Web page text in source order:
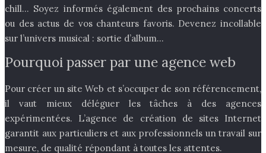
chill… Soyez informés également des prochains concerts
ou des actus de vos chanteurs favoris. Devenez incollable
sur l’univers musical : sortie d’album…
Pourquoi passer par une agence web
Pour créer un site Web et s’occuper de son référencement,
il vaut mieux déléguer les tâches à des agences
expérimentées. L’agence de création de sites Internet
garantit aux particuliers et aux professionnels un travail sur
mesure, de qualité répondant à toutes les attentes.